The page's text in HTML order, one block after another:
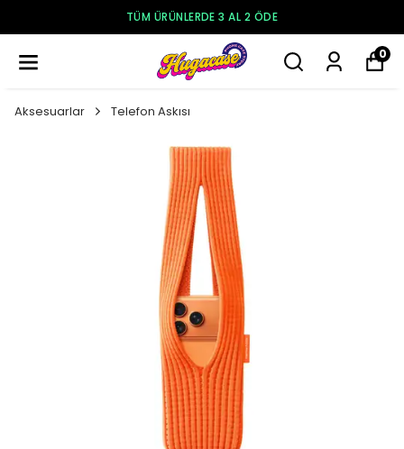
TÜM ÜRÜNLERDE 3 AL 2 ÖDE
0
Aksesuarlar Telefon Askısı